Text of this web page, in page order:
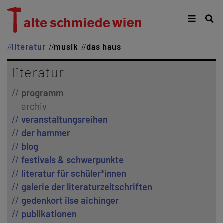
literatur musik das haus
literatur
programm
archiv
veranstaltungsreihen
der hammer
blog
festivals & schwerpunkte
literatur für schüler*innen
galerie der literaturzeitschriften
gedenkort ilse aichinger
publikationen